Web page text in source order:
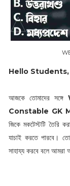
Hello Students,
আজকে তোমাদের সঙ্গে
Constable GK
জিকে মকটেস্টটি তৈরি
যাচাই করতে পারবে।
সাহায্য করবে বলে আমরা